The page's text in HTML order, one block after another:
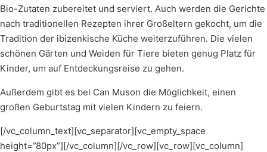
Bio-Zutaten zubereitet und serviert. Auch werden die Gerichte
nach traditionellen Rezepten ihrer Großeltern gekocht, um die
Tradition der ibizenkische Küche weiterzuführen. Die vielen
schönen Gärten und Weiden für Tiere bieten genug Platz für
Kinder, um auf Entdeckungsreise zu gehen.
Außerdem gibt es bei Can Muson die Möglichkeit, einen
großen Geburtstag mit vielen Kindern zu feiern.
[/vc_column_text][vc_separator][vc_empty_space
height=”80px”][/vc_column][/vc_row][vc_row][vc_column]